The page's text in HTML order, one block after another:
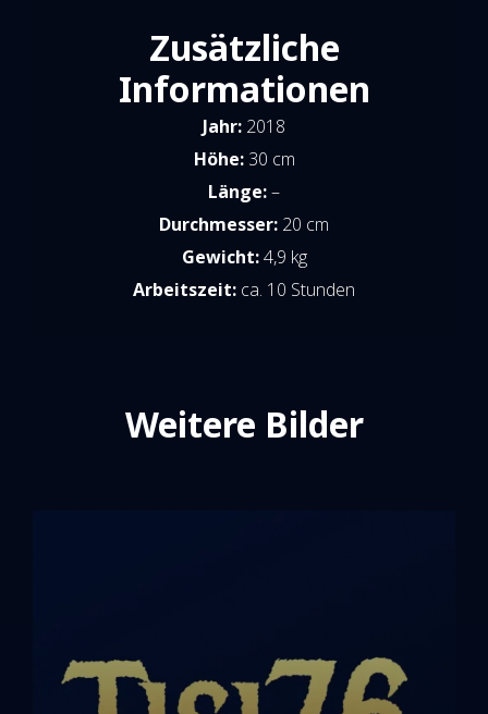
Zusätzliche
Informationen
Jahr: 2018
Höhe:30 cm
Länge:–
Durchmesser: 20 cm
Gewicht:4,9 kg
Arbeitszeit: ca. 10 Stunden
Weitere Bilder